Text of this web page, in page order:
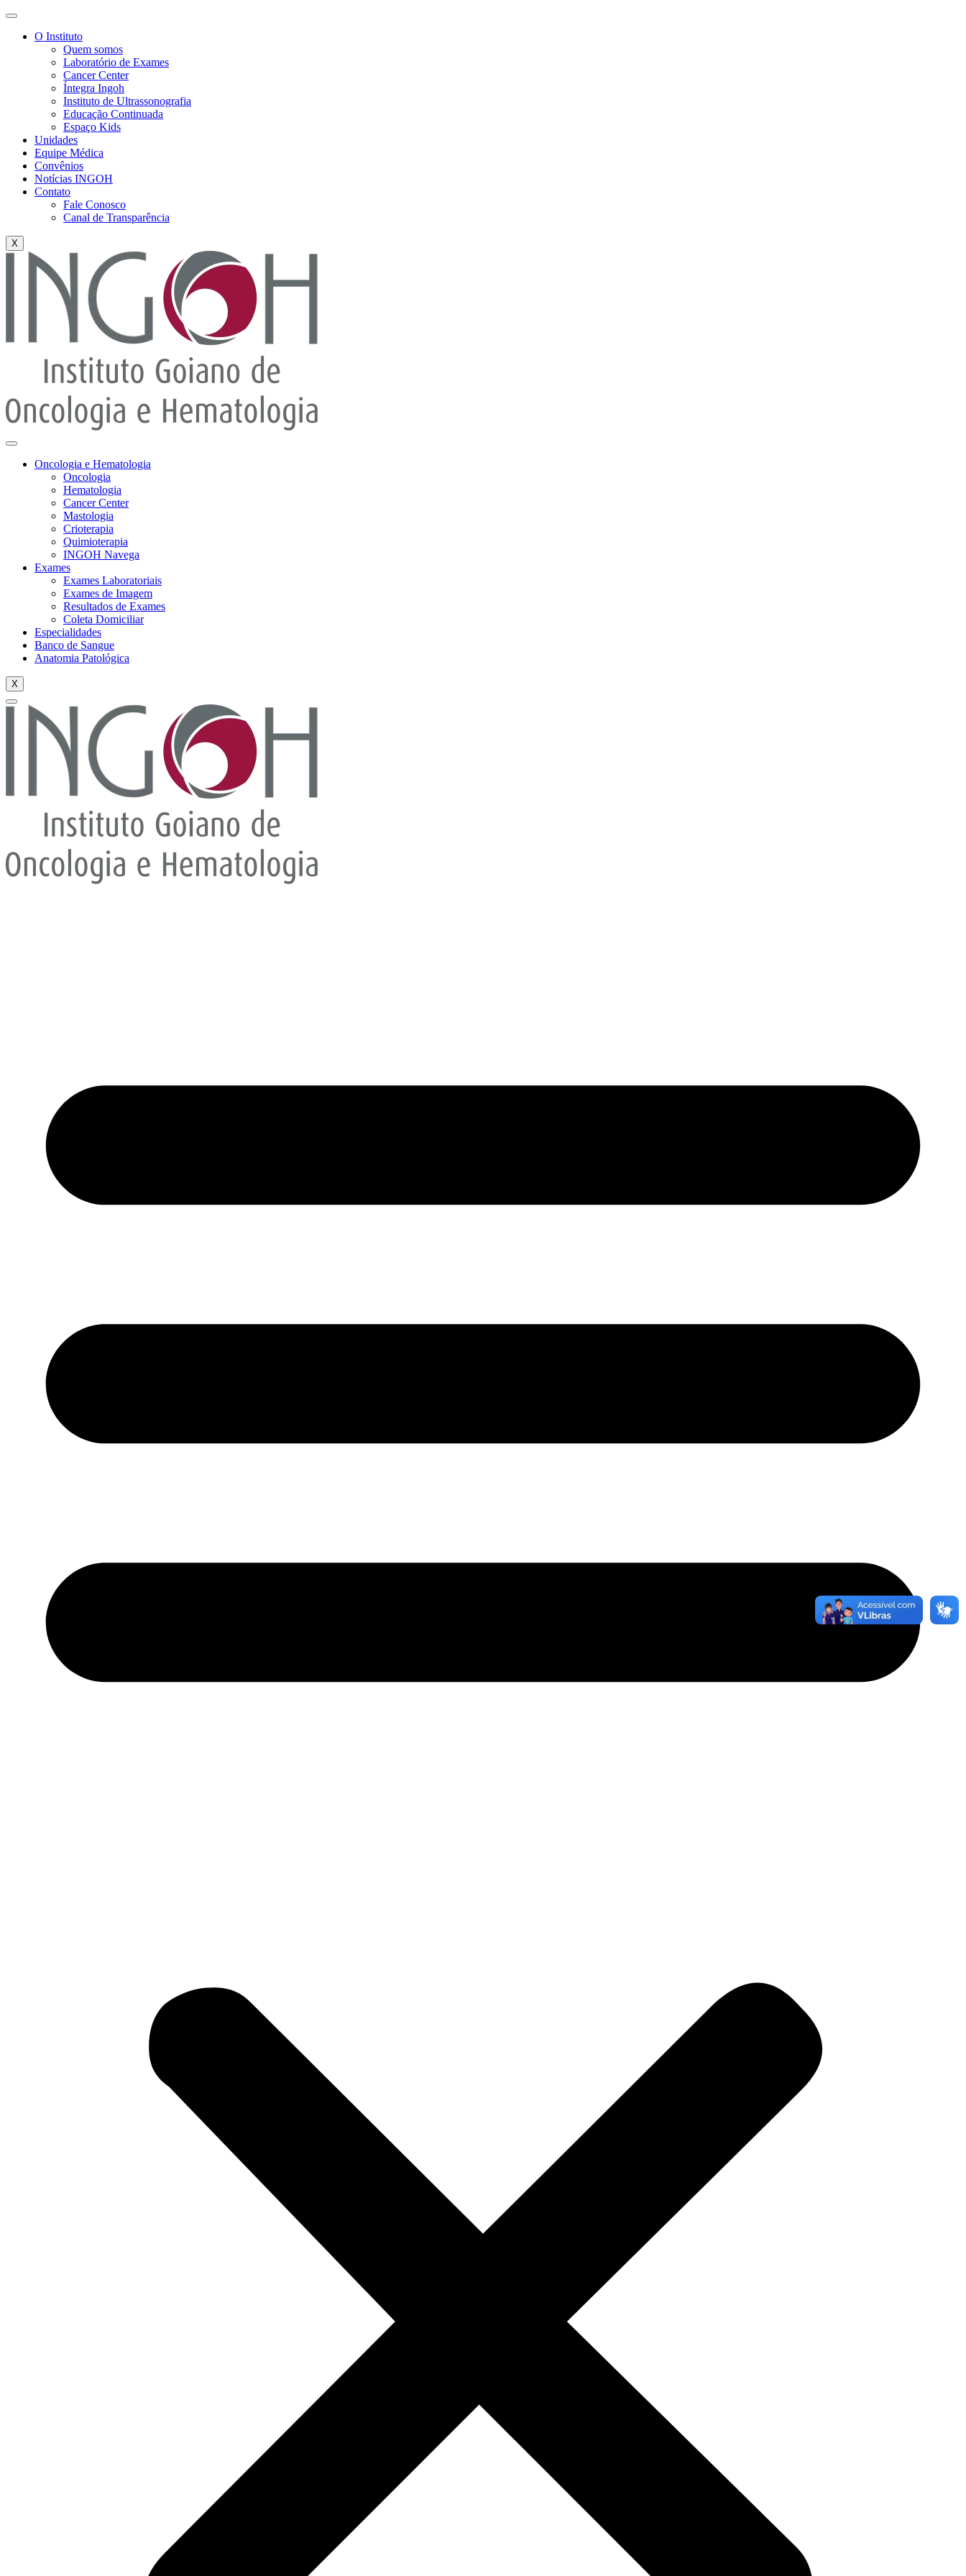
O Instituto
Quem somos
Laboratório de Exames
Cancer Center
Íntegra Ingoh
Instituto de Ultrassonografia
Educação Continuada
Espaço Kids
Unidades
Equipe Médica
Convênios
Notícias INGOH
Contato
Fale Conosco
Canal de Transparência
X
Oncologia e Hematologia
Oncologia
Hematologia
Cancer Center
Mastologia
Crioterapia
Quimioterapia
INGOH Navega
Exames
Exames Laboratoriais
Exames de Imagem
Resultados de Exames
Coleta Domiciliar
Especialidades
Banco de Sangue
Anatomia Patológica
X